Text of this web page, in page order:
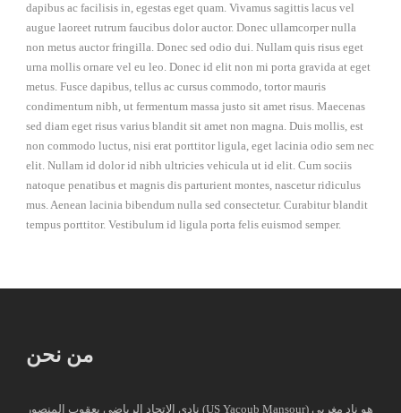
dapibus ac facilisis in, egestas eget quam. Vivamus sagittis lacus vel
augue laoreet rutrum faucibus dolor auctor. Donec ullamcorper nulla
non metus auctor fringilla. Donec sed odio dui. Nullam quis risus eget
urna mollis ornare vel eu leo. Donec id elit non mi porta gravida at eget
metus. Fusce dapibus, tellus ac cursus commodo, tortor mauris
condimentum nibh, ut fermentum massa justo sit amet risus. Maecenas
sed diam eget risus varius blandit sit amet non magna. Duis mollis, est
non commodo luctus, nisi erat porttitor ligula, eget lacinia odio sem nec
elit. Nullam id dolor id nibh ultricies vehicula ut id elit. Cum sociis
natoque penatibus et magnis dis parturient montes, nascetur ridiculus
mus. Aenean lacinia bibendum nulla sed consectetur. Curabitur blandit
tempus porttitor. Vestibulum id ligula porta felis euismod semper.
من نحن
نادي الاتحاد الرياضي يعقوب المنصور (US Yacoub Mansour) هو نادٍ مغربي